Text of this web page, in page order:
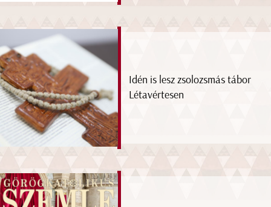
Idén is lesz zsolozsmás tábor
Létavértesen